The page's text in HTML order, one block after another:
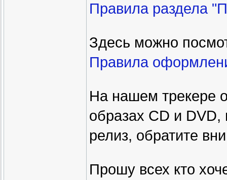
Правила раздела
Здесь можно
Правила
На нашем трекере
образах CD и
релиз, обратите
Прошу всех кто